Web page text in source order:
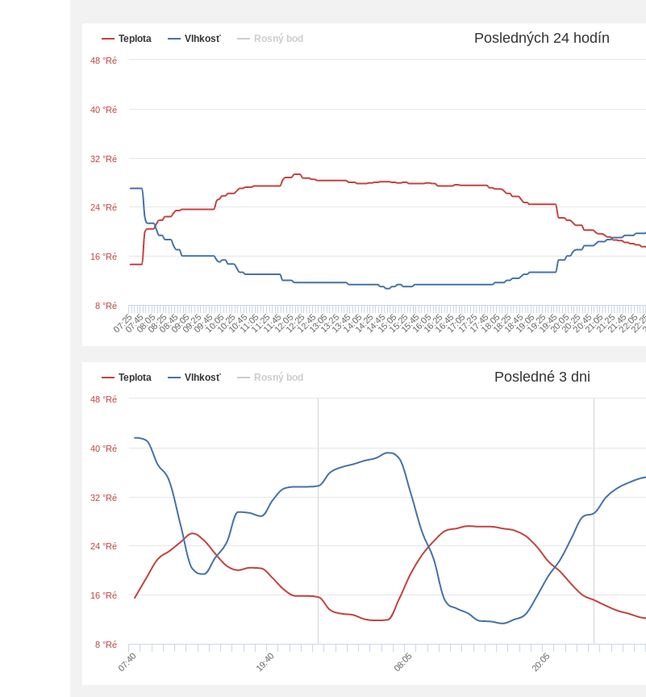
Posledných 24 hodín
Teplota Vlhkosť Rosný bod
07:2507:4508:0508:2508:4509:0509:2509:4510:0510:2510:4511:0511:2511:4512:0512:2512:4513:0513:2513:4514:0514:2514:4515:0515:2515:4516:0516:2516:4517:0517:2517:4518:0518:2518:4519:0519:2519:4520:0520:2520:4521:0521:2521:4522:05
8 °Ré
16 °Ré
24 °Ré
32 °Ré
40 °Ré
48 °Ré
Posledné 3 dni
Teplota Vlhkosť Rosný bod
07:40 19:40 08:05 20:05
8 °Ré
16 °Ré
24 °Ré
32 °Ré
40 °Ré
48 °Ré